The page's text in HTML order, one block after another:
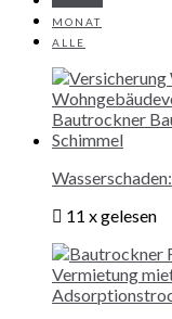
MONAT
ALLE
11 x gelesen